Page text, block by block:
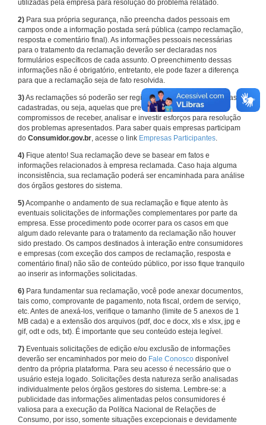
utilizadas pela empresa para resolução do problema relatado.
2) Para sua própria segurança, não preencha dados pessoais em
campos onde a informação postada será pública (campo reclamação,
resposta e comentário final). As informações pessoais necessárias
para o tratamento da reclamação deverão ser declaradas nos
formulários específicos de cada assunto. O preenchimento dessas
informações não é obrigatório, entretanto, ele pode fazer a diferença
para que a reclamação seja de fato resolvida.
3)As reclamações só poderão ser registradas em face de empresas
cadastradas, ou seja, aquelas que previamente assumiram
compromissos de receber, analisar e investir esforços para resolução
dos problemas apresentados. Para saber quais empresas participam
do Consumidor.gov.br, acesse o link Empresas Participantes.
4) Fique atento! Sua reclamação deve se basear em fatos e
informações relacionados à empresa reclamada. Caso haja alguma
inconsistência, sua reclamação poderá ser encaminhada para análise
dos órgãos gestores do sistema.
5)Acompanhe o andamento de sua reclamação e fique atento às
eventuais solicitações de informações complementares por parte da
empresa. Esse procedimento pode ocorrer para os casos em que
algum dado relevante para o tratamento da reclamação não houver
sido prestado. Os campos destinados à interação entre consumidores
e empresas (com exceção dos campos de reclamação, resposta e
comentário final) não são de conteúdo público, por isso fique tranquilo
ao inserir as informações solicitadas.
6) Para fundamentar sua reclamação, você pode anexar documentos,
tais como, comprovante de pagamento, nota fiscal, ordem de serviço,
etc. Antes de anexá-los, verifique o tamanho (limite de 5 anexos de 1
MB cada) e a extensão dos arquivos (pdf, doc e docx, xls e xlsx, jpg e
gif, odt e ods, txt). É importante que seu conteúdo esteja legível.
7) Eventuais solicitações de edição e/ou exclusão de informações
deverão ser encaminhados por meio do Fale Conosco disponível
dentro da própria plataforma. Para seu acesso é necessário que o
usuário esteja logado. Solicitações desta natureza serão analisadas
individualmente pelos órgãos gestores do sistema. Lembre-se: a
publicidade das informações alimentadas pelos consumidores é
valiosa para a execução da Política Nacional de Relações de
Consumo, por isso, somente situações excepcionais e devidamente